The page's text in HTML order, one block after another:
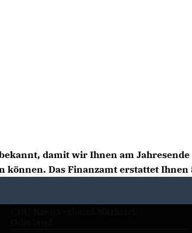
damit wir Ihnen am
Das Finanzamt erstattet Ihnen